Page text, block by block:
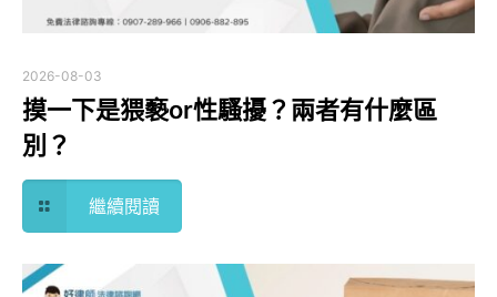
2026-08-03
摸一下是猥褻or性騷擾？兩者有什麼區
別？
繼續閱讀